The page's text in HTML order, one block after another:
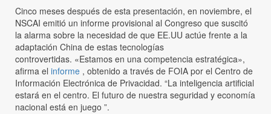
Cinco meses después de esta presentación, en noviembre, el
NSCAI emitió un informe provisional al Congreso que suscitó
la alarma sobre la necesidad de que EE.UU actúe frente a la
adaptación China de estas tecnologías
controvertidas. «Estamos en una competencia estratégica»,
afirma el informe , obtenido a través de FOIA por el Centro de
Información Electrónica de Privacidad. “La inteligencia artificial
estará en el centro. El futuro de nuestra seguridad y economía
nacional está en juego ”.